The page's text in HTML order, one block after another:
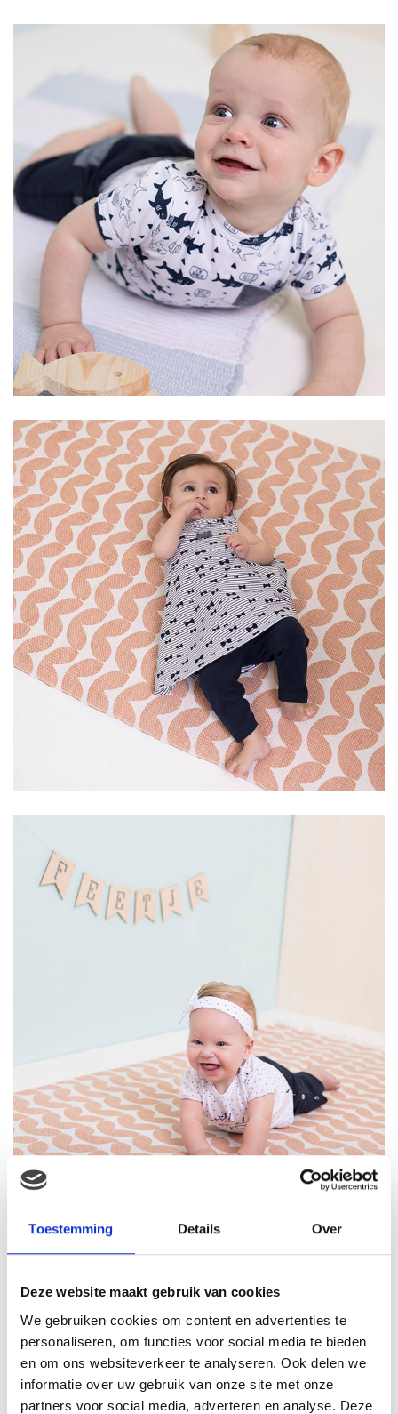
Toestemming Details Over
Deze website maakt gebruik van cookies
We gebruiken cookies om content en advertenties te
personaliseren, om functies voor social media te bieden
en om ons websiteverkeer te analyseren. Ook delen we
informatie over uw gebruik van onze site met onze
partners voor social media, adverteren en analyse. Deze